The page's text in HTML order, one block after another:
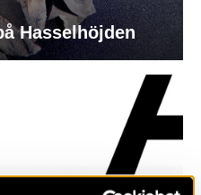
Hasselhöjden